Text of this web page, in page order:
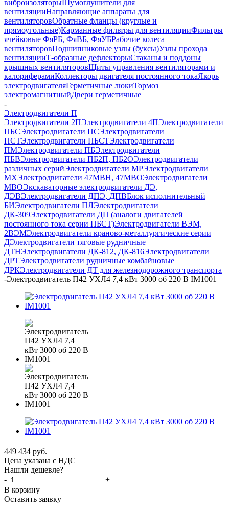
виброизоляторыШумоглушители для
вентиляцииНаправляющие аппараты для
вентиляторовОбратные фланцы (круглые и
прямоугольные)Карманные фильтры для вентиляцииФильтры
ячейковые ФяРБ, ФяВБ, ФяУБРабочие колеса
вентиляторовПодшипниковые узлы (буксы)Узлы прохода
вентиляцииТ-образные дефлекторыСтаканы и поддоны
крышных вентиляторовЩиты управления вентиляторами и
калориферамиКоллекторы двигателя постоянного токаЯкорь
электродвигателяГерметичные люкиТормоз
электромагнитныйДвери герметичные
-
Электродвигатели П
Электродвигатели 2ПЭлектродвигатели 4ПЭлектродвигатели
ПБСЭлектродвигатели ПСЭлектродвигатели
ПСТЭлектродвигатели ПБСТЭлектродвигатели
ПМЭлектродвигатели ПБЭлектродвигатели
ПБВЭлектродвигатели ПБ2П, ПБ2ОЭлектродвигатели
различных серийЭлектродвигатели МРЭлектродвигатели
MXЭлектродвигатели 47MBH, 47МВОЭлектродвигатели
MBOЭкскаваторные электродвигатели ДЭ,
ДЭВЭлектродвигатели ДПЭ, ДПВБлок исполнительный
БИЭлектродвигатели ПЛЭлектродвигатели
ДК-309Электродвигатели ДП (аналоги двигателей
постоянного тока серии ПБСТ)Электродвигатели ВЭМ,
2ВЭМЭлектродвигатели краново-металлургические серии
ДЭлектродвигатели тяговые рудничные
ДТНЭлектродвигатели ДК-812, ДК-816Электродвигатели
ДРТЭлектродвигатели рудничные комбайновые
ДРКЭлектродвигатели ДТ для железнодорожного транспорта
-Электродвигатель П42 УХЛ4 7,4 кВт 3000 об 220 В IM1001
449 434 руб.
Цена указана с НДС
Нашли дешевле?
-
+
В корзину
Оставить заявку